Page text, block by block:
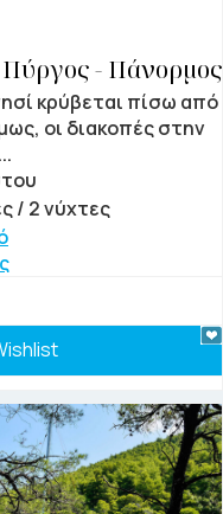
- Πάνορμος
κρύβεται πίσω από
οι διακοπές στην
/ 2 νύχτες